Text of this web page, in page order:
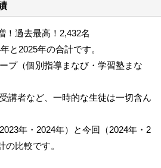
！過去最高！2,432名
と2025年の合計です。
プ（個別指導まなび・学習塾まな
講者など、一時的な生徒は一切含ん
年・2024年）と今回（2024年・2
の比較です。